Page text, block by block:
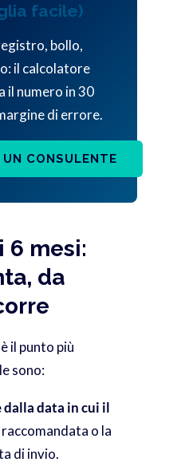
facile)
bollo,
il calcolatore
il numero in 30
di errore.
CONSULENTE
6 mesi:
da
il punto più
sono:
dalla data in cui il
raccomandata o la
di invio.